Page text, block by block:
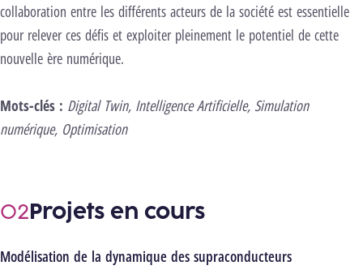
collaboration entre les différents acteurs de la société est essentielle
pour relever ces défis et exploiter pleinement le potentiel de cette
nouvelle ère numérique.
Mots-clés : Digital Twin, Intelligence Artificielle, Simulation
numérique, Optimisation
Projets en cours
Modélisation de la dynamique des supraconducteurs